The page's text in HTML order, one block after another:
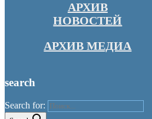
АРХИВ
НОВОСТЕЙ
АРХИВ МЕДИА
search
Search for: